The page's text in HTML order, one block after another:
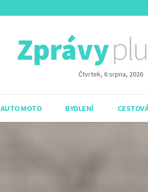
Zprávy
Čtvrtek, 6 srpna, 2026
AUTO MOTO BYDLENÍ